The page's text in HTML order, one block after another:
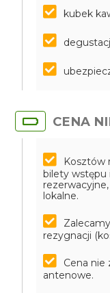
kubek
CENA
Kosztów
bilety wstępu
lokalne.
rezygnacji
Cena nie
antenowe.